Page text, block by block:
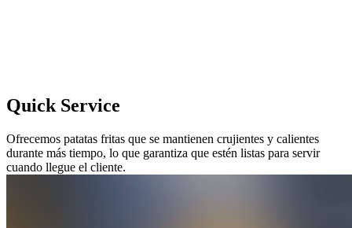
Quick Service
Ofrecemos patatas fritas que se mantienen crujientes y calientes
durante más tiempo, lo que garantiza que estén listas para servir
cuando llegue el cliente.